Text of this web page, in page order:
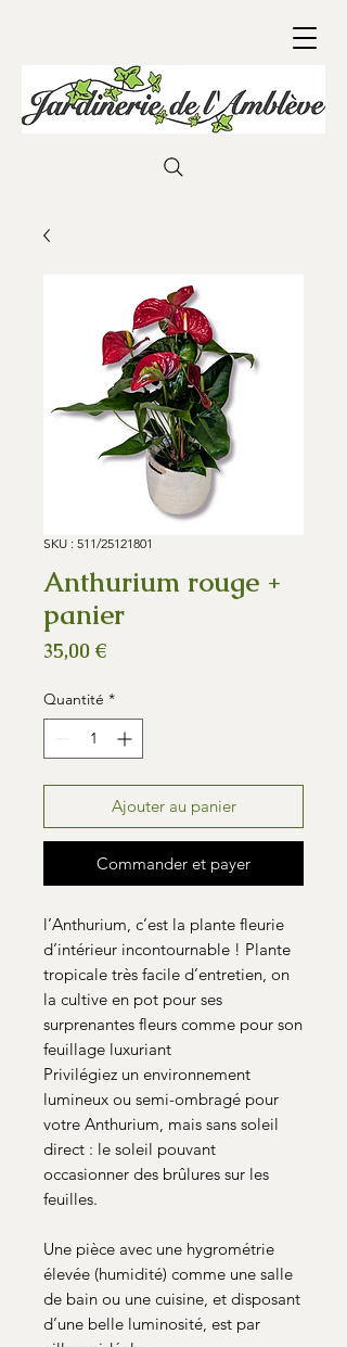
SKU : 511/25121801
Anthurium rouge +
panier
35,00 €Prix
Quantité *
Ajouter au panier
Commander et payer
l’Anthurium, c’est la plante fleurie
d’intérieur incontournable ! Plante
tropicale très facile d’entretien, on
la cultive en pot pour ses
surprenantes fleurs comme pour son
feuillage luxuriant
Privilégiez un environnement
lumineux ou semi-ombragé pour
votre Anthurium, mais sans soleil
direct : le soleil pouvant
occasionner des brûlures sur les
feuilles.
Une pièce avec une hygrométrie
élevée (humidité) comme une salle
de bain ou une cuisine, et disposant
d’une belle luminosité, est par